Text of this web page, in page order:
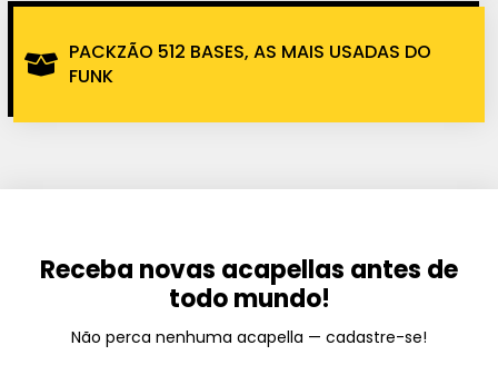
PACKZÃO 512 BASES, AS MAIS USADAS DO
FUNK
Receba novas acapellas antes de
todo mundo!
Não perca nenhuma acapella — cadastre-se!